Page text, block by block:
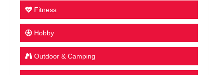
Fitness
Hobby
Outdoor & Camping